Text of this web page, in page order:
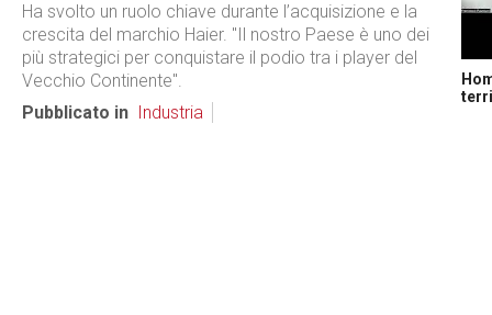
Ha svolto un ruolo chiave durante l’acquisizione e la
crescita del marchio Haier. "Il nostro Paese è uno dei
più strategici per conquistare il podio tra i player del
Vecchio Continente".
Pubblicato in
Industria